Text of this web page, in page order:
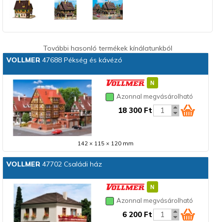
További hasonló termékek kínálatunkból
VOLLMER47688 Pékség és kávézó
Azonnal megvásárolható
18 300 Ft
142 × 115 × 120 mm
VOLLMER47702 Családi ház
Azonnal megvásárolható
6 200 Ft